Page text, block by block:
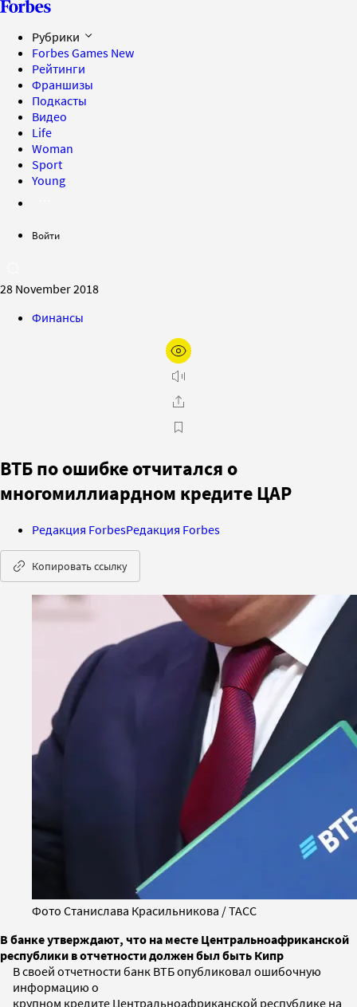
Рубрики
Forbes Games New
Рейтинги
Франшизы
Подкасты
Видео
Life
Woman
Sport
Young
Войти
28 November 2018
Финансы
ВТБ по ошибке отчитался о
многомиллиардном кредите ЦАР
Редакция ForbesРедакция Forbes
Копировать ссылку
Фото Станислава Красильникова / ТАСС
В банке утверждают, что на месте Центральноафриканской
республики в отчетности должен был быть Кипр
В своей отчетности банк ВТБ опубликовал ошибочную
информацию о
крупном кредите Центральноафриканской республике на